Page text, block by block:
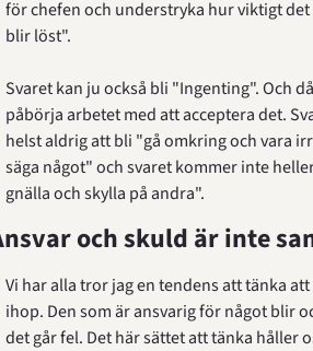
för chefen och understryka hur viktigt
blir löst".
Svaret kan ju också bli "Ingenting". Och
påbörja arbetet med att acceptera det.
helst aldrig att bli "gå omkring och vara
säga något" och svaret kommer inte
gnälla och skylla på andra".
och skuld är inte
Vi har alla tror jag en tendens att tänka
ihop. Den som är ansvarig för något blir
det går fel. Det här sättet att tänka håller